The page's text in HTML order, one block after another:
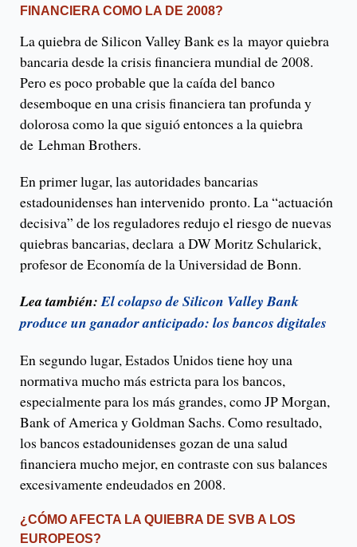
FINANCIERA COMO LA DE 2008?
La quiebra de Silicon Valley Bank es la mayor quiebra
bancaria desde la crisis financiera mundial de 2008.
Pero es poco probable que la caída del banco
desemboque en una crisis financiera tan profunda y
dolorosa como la que siguió entonces a la quiebra
de Lehman Brothers.
En primer lugar, las autoridades bancarias
estadounidenses han intervenido pronto. La “actuación
decisiva” de los reguladores redujo el riesgo de nuevas
quiebras bancarias, declara a DW Moritz Schularick,
profesor de Economía de la Universidad de Bonn.
Lea también:El colapso de Silicon Valley Bank
produce un ganador anticipado: los bancos digitales
En segundo lugar, Estados Unidos tiene hoy una
normativa mucho más estricta para los bancos,
especialmente para los más grandes, como JP Morgan,
Bank of America y Goldman Sachs. Como resultado,
los bancos estadounidenses gozan de una salud
financiera mucho mejor, en contraste con sus balances
excesivamente endeudados en 2008.
¿CÓMO AFECTA LA QUIEBRA DE SVB A LOS
EUROPEOS?